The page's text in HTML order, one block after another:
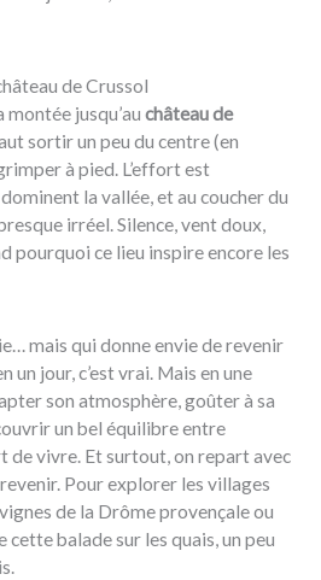
de Crussol
jusqu’au château de
sortir un peu du centre (en
à pied. L’effort est
la vallée, et au coucher du
irréel. Silence, vent doux,
pourquoi ce lieu inspire encore les
mais qui donne envie de revenir
un jour, c’est vrai. Mais en une
son atmosphère, goûter à sa
un bel équilibre entre
de vivre. Et surtout, on repart avec
Pour explorer les villages
de la Drôme provençale ou
balade sur les quais, un peu